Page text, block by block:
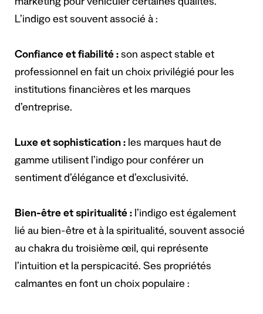
marketing pour véhiculer certaines qualités.
L’indigo est souvent associé à :
Confiance et fiabilité : son aspect stable et
professionnel en fait un choix privilégié pour les
institutions financières et les marques
d’entreprise.
Luxe et sophistication : les marques haut de
gamme utilisent l’indigo pour conférer un
sentiment d’élégance et d’exclusivité.
Bien-être et spiritualité : l’indigo est également
lié au bien-être et à la spiritualité, souvent associé
au chakra du troisième œil, qui représente
l’intuition et la perspicacité. Ses propriétés
calmantes en font un choix populaire :